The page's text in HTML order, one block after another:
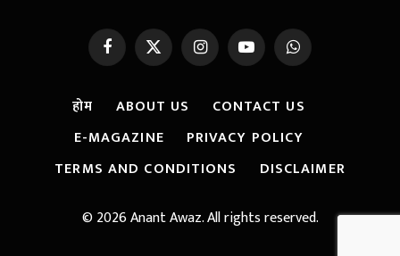
FacebookX
(Twitter)
InstagramYouTubeWhatsApp
होम ABOUT US
CONTACT US
E-MAGAZINE
PRIVACY POLICY
TERMS AND CONDITIONS
DISCLAIMER
© 2026 Anant Awaz. All rights reserved.